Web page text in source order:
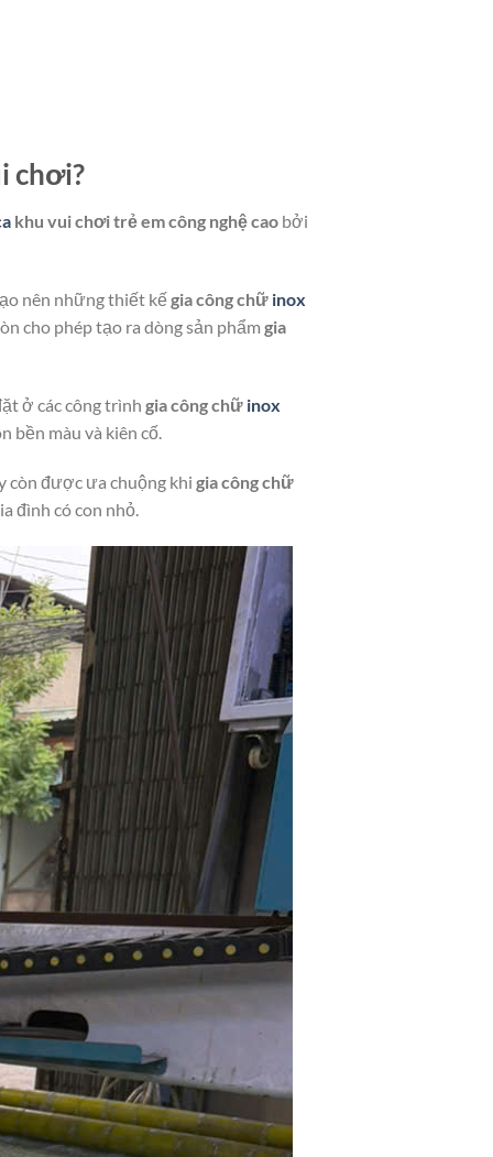
chơi?
khu vui chơi trẻ em công nghệ cao bởi
nên những thiết kếgia công chữ inox
cho phép tạo ra dòng sản phẩm gia
ở các công trình gia công chữ inox
bền màu và kiên cố.
còn được ưa chuộng khi gia công chữ
đình có con nhỏ.